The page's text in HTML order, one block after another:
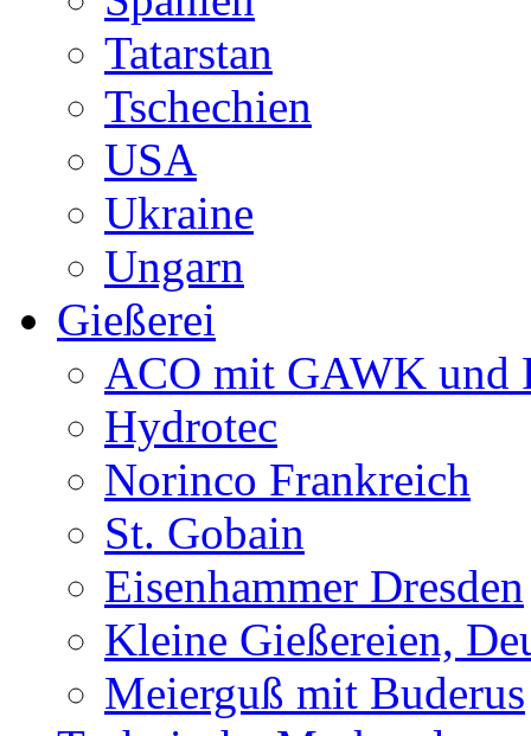
Tatarstan
Tschechien
USA
Ukraine
Ungarn
Gießerei
ACO mit GAWK und
Hydrotec
Norinco Frankreich
St. Gobain
Eisenhammer Dresden
Kleine Gießereien,
Meierguß mit Buderus